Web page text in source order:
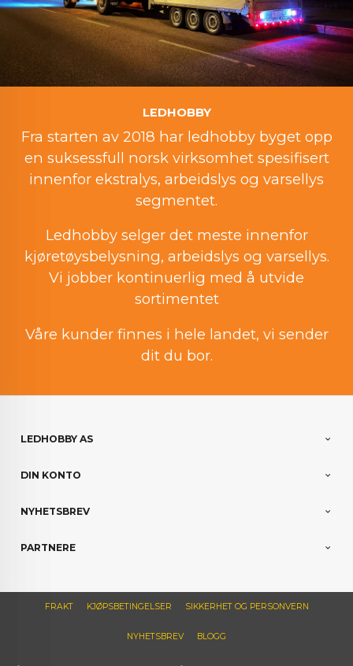
LEDHOBBY
Fra starten av 2018 har ledhobby byget opp
en suksessfull norsk virksomhet spesifisert
innenfor ekstralys, arbeidslys og varsellys
segmentet.
Ledhobby selger det meste innenfor
kjøretøysbelysning, arbeidslys og varsellys.
Vi jobber kontinuerlig med å utvide
sortimentet
Våre kunder finnes i hele landet, vi sender
dit du bor.
LEDHOBBY AS
DIN KONTO
NYHETSBREV
PARTNERE
FRAKT KJØPSBETINGELSER SIKKERHET OG PERSONVERN
NYHETSBREV BLOGG